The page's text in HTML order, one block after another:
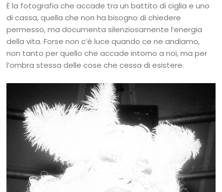
È la fotografia che accade tra un battito di ciglia e uno
di cassa, quella che non ha bisogno di chiedere
permesso, ma documenta silenziosamente l’energia
della vita. Forse non c’è luce quando ce ne andiamo,
non tanto per quello che accade intorno a noi, ma per
l’ombra stessa delle cose che cessa di esistere.